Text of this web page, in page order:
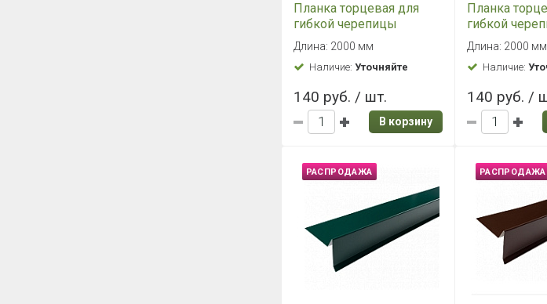
Планка торцевая для
гибкой черепицы
полиэстер Шинглас
(красная RAL 3011)
75*25*65*5 (р)
Длина: 2000 мм
Наличие: Уточняйте
140 руб. / шт.
В корзину
Планка
гибкой
полиэстер
(зеленая RAL
75*25*65*5
Длина: 2000 мм
Наличие:
140 руб. /
РАСПРОДАЖА РАСПРОДАЖА